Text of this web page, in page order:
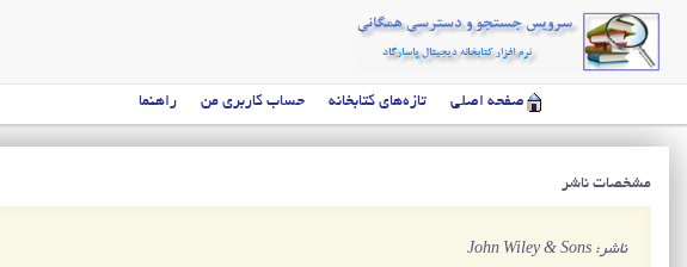
صفحه اصلی تازه‌های کتابخانه حساب کاربری من راهنما
مشخصات ناشر
ناشر: John Wiley & Sons